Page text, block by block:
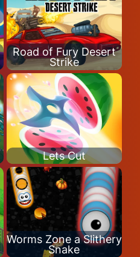
Road of Fury Desert
Strike
Lets Cut
Worms Zone a Slithery
Snake